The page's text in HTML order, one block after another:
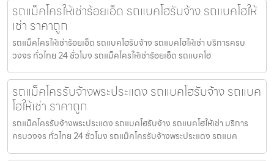
รถแม็คโครให้เช่าร้อยเอ็ด รถแบคโฮรับจ้าง รถแบคโฮให้
เช่า ราคาถูก
รถแม็คโครให้เช่าร้อยเอ็ด รถแบคโฮรับจ้าง รถแบคโฮให้เช่า บริการครบ
วงจร ทั่วไทย 24 ชั่วโมง รถแม็คโครให้เช่าร้อยเอ็ด รถแบคโฮ
รถแม็คโครรับจ้างพระประแดง รถแบคโฮรับจ้าง รถแบค
โฮให้เช่า ราคาถูก
รถแม็คโครรับจ้างพระประแดง รถแบคโฮรับจ้าง รถแบคโฮให้เช่า บริการ
ครบวงจร ทั่วไทย 24 ชั่วโมง รถแม็คโครรับจ้างพระประแดง รถแบค